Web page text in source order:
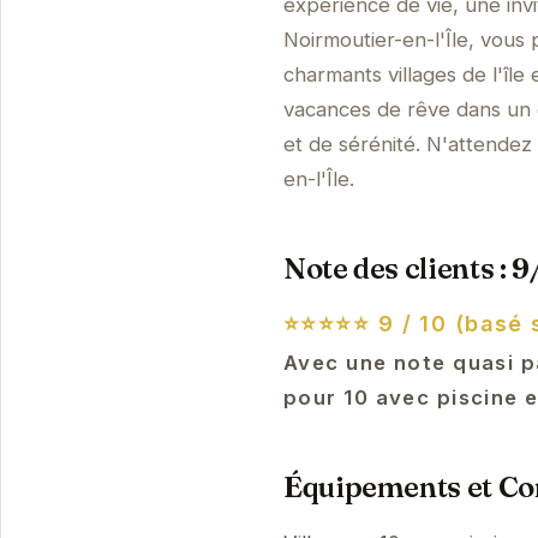
expérience de vie, une
Noirmoutier-en-l'Île, vous
charmants villages de l'île
vacances de rêve dans
et de sérénité.
en-l'Île.
Note des clients :
⭐⭐⭐⭐⭐ 9 / 10 (basé
Avec une note quasi
pour 10 avec piscine
Équipements et